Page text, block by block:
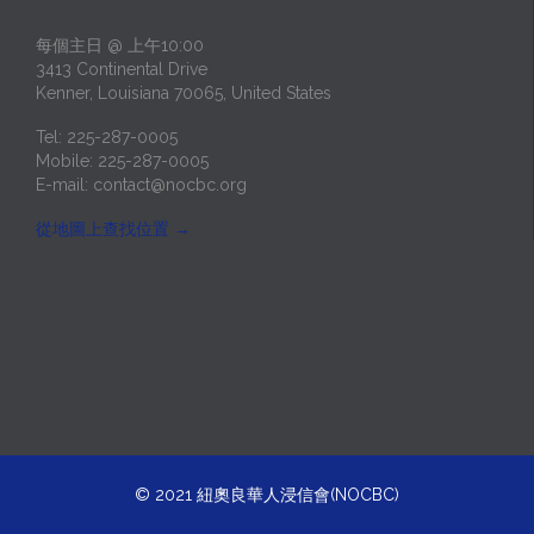
每個主日 @ 上午10:00
3413 Continental Drive
Kenner, Louisiana 70065, United States
Tel: 225-287-0005
Mobile: 225-287-0005
E-mail: contact@nocbc.org
從地圖上查找位置 →
© 2021 紐奧良華人浸信會(NOCBC)